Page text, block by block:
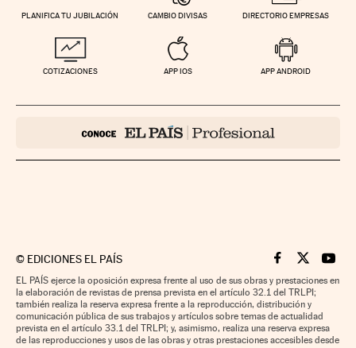
PLANIFICA TU JUBILACIÓN CAMBIO DIVISAS DIRECTORIO EMPRESAS
COTIZACIONES APP IOS APP ANDROID
© EDICIONES EL PAÍS Cinco Días en
Cinco Días
Cinco
EL PAÍS ejerce la oposición expresa frente al uso de sus obras y prestaciones en
la elaboración de revistas de prensa prevista en el artículo 32.1 del TRLPI;
también realiza la reserva expresa frente a la reproducción, distribución y
comunicación pública de sus trabajos y artículos sobre temas de actualidad
prevista en el artículo 33.1 del TRLPI; y, asimismo, realiza una reserva expresa
de las reproducciones y usos de las obras y otras prestaciones accesibles desde